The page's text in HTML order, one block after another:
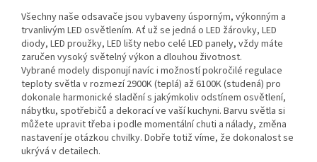
Všechny naše odsavače jsou vybaveny úsporným, výkonným a
trvanlivým LED osvětlením. Ať už se jedná o LED žárovky, LED
diody, LED proužky, LED lišty nebo celé LED panely, vždy máte
zaručen vysoký světelný výkon a dlouhou životnost.
Vybrané modely disponují navíc i možností pokročilé regulace
teploty světla v rozmezí 2900K (teplá) až 6100K (studená) pro
dokonale harmonické sladění s jakýmkoliv odstínem osvětlení,
nábytku, spotřebičů a dekorací ve vaší kuchyni. Barvu světla si
můžete upravit třeba i podle momentální chuti a nálady, změna
nastavení je otázkou chvilky. Dobře totiž víme, že dokonalost se
ukrývá v detailech.